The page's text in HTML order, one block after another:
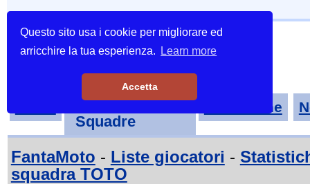
Questo sito usa i cookie per migliorare ed
arricchire la tua esperienza.
Learn more
Accetta
Tornei-
Squadre
Classifiche
FantaMoto - Liste giocatori -
squadra TOTO